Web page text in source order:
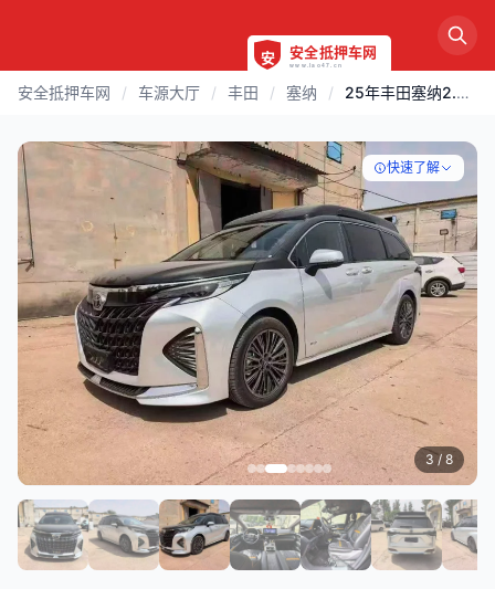
安全抵押车网 / 车源大厅 / 丰田 / 塞纳 / 25年丰田塞纳2.5混动高配
快速了解
3/ 8